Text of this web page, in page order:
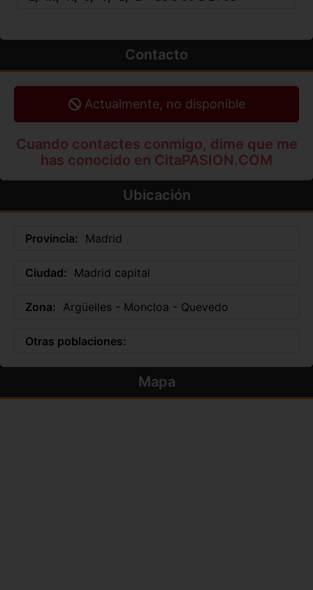
Contacto
Actualmente, no disponible
Cuando contactes conmigo, dime que me
has conocido en CitaPASION.COM
Ubicación
Provincia: Madrid
Ciudad: Madrid capital
Zona: Argüelles - Moncloa - Quevedo
Otras poblaciones:
Mapa